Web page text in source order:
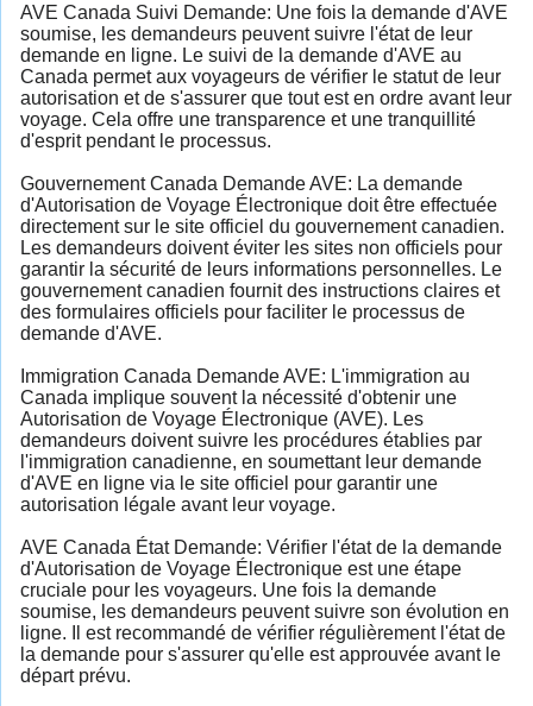
AVE Canada Suivi Demande: Une fois la demande d'AVE
soumise, les demandeurs peuvent suivre l'état de leur
demande en ligne. Le suivi de la demande d'AVE au
Canada permet aux voyageurs de vérifier le statut de leur
autorisation et de s'assurer que tout est en ordre avant leur
voyage. Cela offre une transparence et une tranquillité
d'esprit pendant le processus.
Gouvernement Canada Demande AVE: La demande
d'Autorisation de Voyage Électronique doit être effectuée
directement sur le site officiel du gouvernement canadien.
Les demandeurs doivent éviter les sites non officiels pour
garantir la sécurité de leurs informations personnelles. Le
gouvernement canadien fournit des instructions claires et
des formulaires officiels pour faciliter le processus de
demande d'AVE.
Immigration Canada Demande AVE: L'immigration au
Canada implique souvent la nécessité d'obtenir une
Autorisation de Voyage Électronique (AVE). Les
demandeurs doivent suivre les procédures établies par
l'immigration canadienne, en soumettant leur demande
d'AVE en ligne via le site officiel pour garantir une
autorisation légale avant leur voyage.
AVE Canada État Demande: Vérifier l'état de la demande
d'Autorisation de Voyage Électronique est une étape
cruciale pour les voyageurs. Une fois la demande
soumise, les demandeurs peuvent suivre son évolution en
ligne. Il est recommandé de vérifier régulièrement l'état de
la demande pour s'assurer qu'elle est approuvée avant le
départ prévu.